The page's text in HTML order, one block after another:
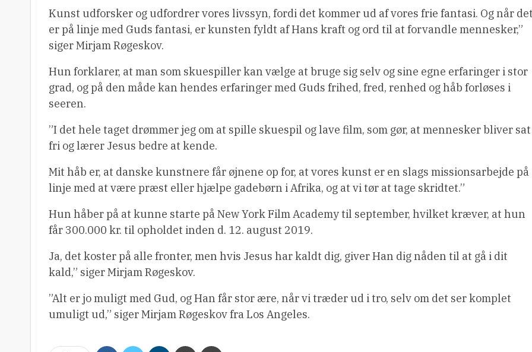
Kunst udforsker og udfordrer vores livssyn, fordi det kommer ud af vores frie fantasi. Og når
er på linje med Guds fantasi, er kunsten fyldt af Hans kraft og ord til at forvandle mennesker,”
siger Mirjam Røgeskov.
Hun forklarer, at man som skuespiller kan vælge at bruge sig selv og sine egne erfaringer i stor
grad, og på den måde kan hendes erfaringer med Guds frihed, fred, renhed og håb forløses i
seeren.
”I det hele taget drømmer jeg om at spille skuespil og lave film, som gør, at mennesker bliver sat
fri og lærer Jesus bedre at kende.
Mit håb er, at danske kunstnere får øjnene op for, at vores kunst er en slags missionsarbejde på
linje med at være præst eller hjælpe gadebørn i Afrika, og at vi tør at tage skridtet.”
Hun håber på at kunne starte på New York Film Academy til september, hvilket kræver, at hun
får 300.000 kr. til opholdet inden d. 12. august 2019.
Ja, det koster på alle fronter, men hvis Jesus har kaldt dig, giver Han dig nåden til at gå i dit
kald,” siger Mirjam Røgeskov.
”Alt er jo muligt med Gud, og Han får stor ære, når vi træder ud i tro, selv om det ser komplet
umuligt ud,” siger Mirjam Røgeskov fra Los Angeles.